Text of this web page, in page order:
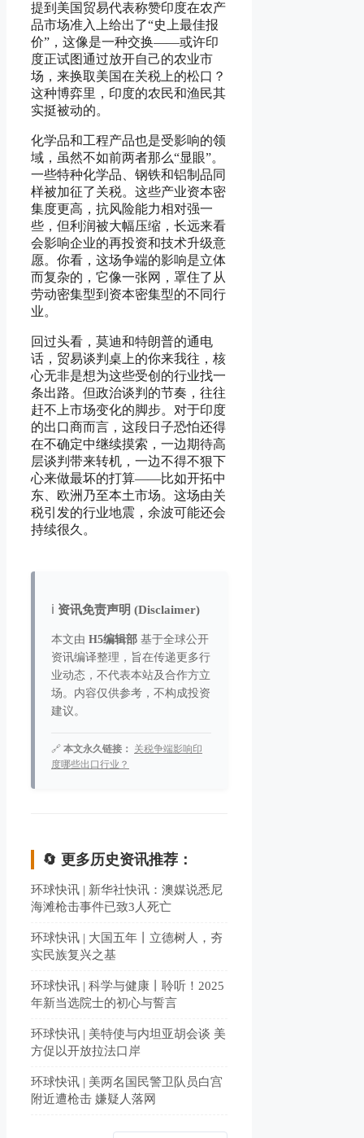
提到美国贸易代表称赞印度在农产
品市场准入上给出了“史上最佳报
价”，这像是一种交换——或许印
度正试图通过放开自己的农业市
场，来换取美国在关税上的松口？
这种博弈里，印度的农民和渔民其
实挺被动的。
化学品和工程产品也是受影响的领
域，虽然不如前两者那么“显眼”。
一些特种化学品、钢铁和铝制品同
样被加征了关税。这些产业资本密
集度更高，抗风险能力相对强一
些，但利润被大幅压缩，长远来看
会影响企业的再投资和技术升级意
愿。你看，这场争端的影响是立体
而复杂的，它像一张网，罩住了从
劳动密集型到资本密集型的不同行
业。
回过头看，莫迪和特朗普的通电
话，贸易谈判桌上的你来我往，核
心无非是想为这些受创的行业找一
条出路。但政治谈判的节奏，往往
赶不上市场变化的脚步。对于印度
的出口商而言，这段日子恐怕还得
在不确定中继续摸索，一边期待高
层谈判带来转机，一边不得不狠下
心来做最坏的打算——比如开拓中
东、欧洲乃至本土市场。这场由关
税引发的行业地震，余波可能还会
持续很久。
ℹ️ 资讯免责声明 (Disclaimer)
本文由 H5编辑部 基于全球公开
资讯编译整理，旨在传递更多行
业动态，不代表本站及合作方立
场。内容仅供参考，不构成投资
建议。
🔗 本文永久链接：
关税争端影响印
度哪些出口行业？
🔄 更多历史资讯推荐：
环球快讯 | 新华社快讯：澳媒说悉尼
海滩枪击事件已致3人死亡
环球快讯 | 大国五年丨立德树人，夯
实民族复兴之基
环球快讯 | 科学与健康丨聆听！2025
年新当选院士的初心与誓言
环球快讯 | 美特使与内坦亚胡会谈 美
方促以开放拉法口岸
环球快讯 | 美两名国民警卫队员白宫
附近遭枪击 嫌疑人落网